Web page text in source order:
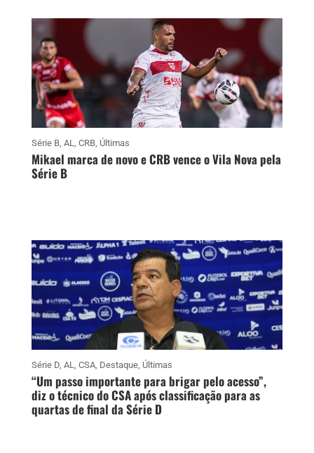
Série B, AL CRB, Últimas
Mikael marca de novo e CRB vence o Vila Nova pela
Série B
Série D, AL CSA, Destaque, Últimas
“Um passo importante para brigar pelo acesso”,
diz o técnico do CSA após classificação para as
quartas de final da Série D